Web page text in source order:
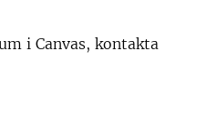
i Canvas, kontakta